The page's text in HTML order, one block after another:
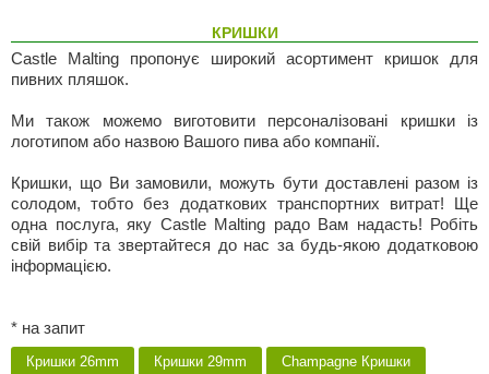
КРИШКИ
Castle Malting пропонує широкий асортимент кришок для
пивних пляшок.
Ми також можемо виготовити персоналізовані кришки із
логотипом або назвою Вашого пива або компанії.
Кришки, що Ви замовили, можуть бути доставлені разом із
солодом, тобто без додаткових транспортних витрат! Ще
одна послуга, яку Castle Malting радо Вам надасть! Робіть
свій вибір та звертайтеся до нас за будь-якою додатковою
інформацією.
* на запит
Кришки 26mm Кришки 29mm Champagne Кришки